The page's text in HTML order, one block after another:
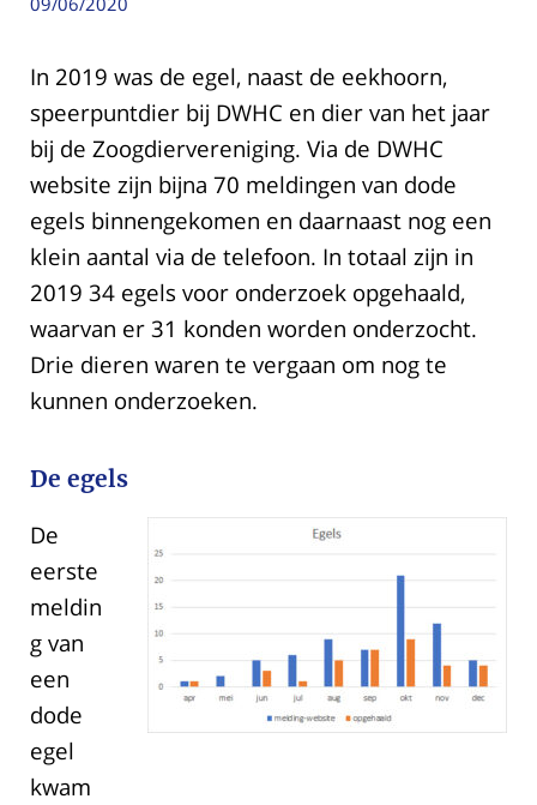
In 2019 was de egel, naast de eekhoorn,
speerpuntdier bij DWHC en dier van het jaar
bij de Zoogdiervereniging. Via de DWHC
website zijn bijna 70 meldingen van dode
egels binnengekomen en daarnaast nog een
klein aantal via de telefoon. In totaal zijn in
2019 34 egels voor onderzoek opgehaald,
waarvan er 31 konden worden onderzocht.
Drie dieren waren te vergaan om nog te
kunnen onderzoeken.
De egels
De
eerste
meldin
g van
een
dode
egel
kwam